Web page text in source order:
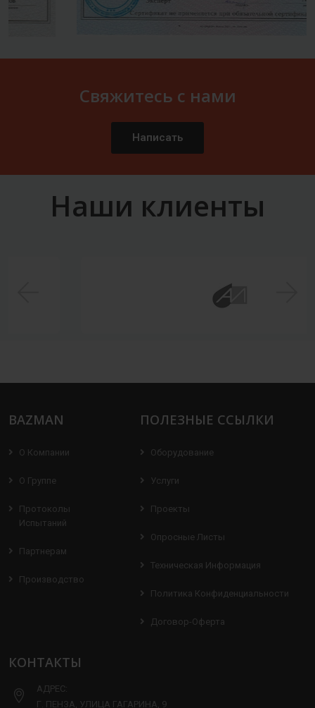
Свяжитесь с нами
Написать
Наши клиенты
BAZMAN
О Компании
О Группе
Протоколы
Испытаний
Партнерам
Производство
ПОЛЕЗНЫЕ ССЫЛКИ
Оборудование
Услуги
Проекты
Опросные Листы
Техническая Информация
Политика Конфиденциальности
Договор-Оферта
КОНТАКТЫ
АДРЕС:
Г. ПЕНЗА, УЛИЦА ГАГАРИНА, 9